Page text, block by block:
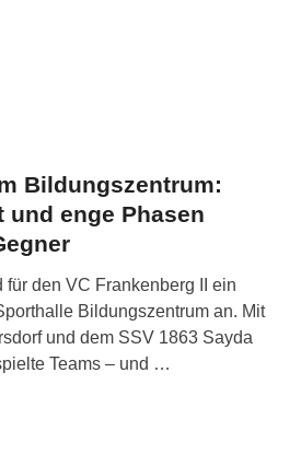
Bildungszentrum:
enge Phasen
für den VC Fran­ken­berg II ein
Bil­dungs­zen­trum an. Mit
und dem SSV 1863 Say­da
Teams – und …